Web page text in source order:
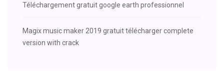
Téléchargement gratuit google earth professionnel
Magix music maker 2019 gratuit télécharger complete
version with crack